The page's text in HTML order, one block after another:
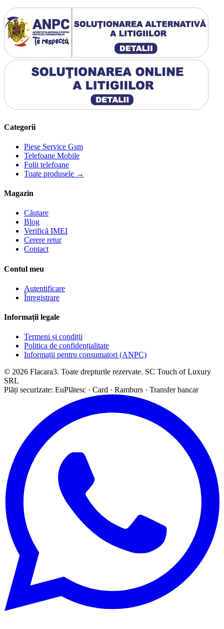
Categorii
Piese Service Gsm
Telefoane Mobile
Folii telefoane
Toate produsele →
Magazin
Căutare
Blog
Verifică IMEI
Cerere retur
Contact
Contul meu
Autentificare
Înregistrare
Informații legale
Termeni și condiții
Politica de confidențialitate
Informații pentru consumatori (ANPC)
© 2026 Flacara3. Toate drepturile rezervate. SC Touch of Luxury
SRL
Plăți securizate: EuPlătesc · Card · Ramburs · Transfer bancar